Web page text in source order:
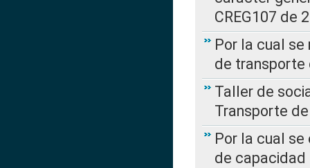
CREG107 de
Por la cual
de transporte
Taller de
Transporte
Por la cual
de capacidad